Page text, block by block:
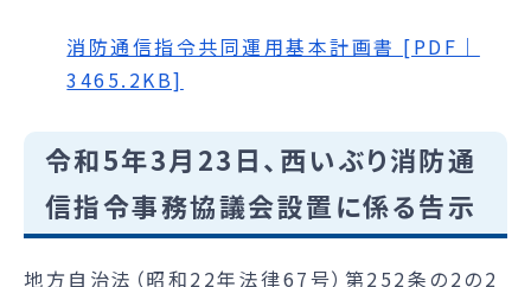
消防通信指令共同運用基本計画書 [PDF｜
3465.2KB]
令和5年3月23日、西いぶり消防通
信指令事務協議会設置に係る告示
地方自治法（昭和22年法律67号）第252条の2の2